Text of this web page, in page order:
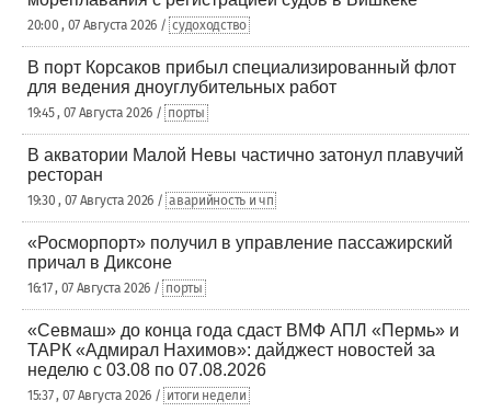
20:00 , 07 Августа 2026 / судоходство
В порт Корсаков прибыл специализированный флот
для ведения дноуглубительных работ
19:45 , 07 Августа 2026 / порты
В акватории Малой Невы частично затонул плавучий
ресторан
19:30 , 07 Августа 2026 / аварийность и чп
«Росморпорт» получил в управление пассажирский
причал в Диксоне
16:17 , 07 Августа 2026 / порты
«Севмаш» до конца года сдаст ВМФ АПЛ «Пермь» и
ТАРК «Адмирал Нахимов»: дайджест новостей за
неделю с 03.08 по 07.08.2026
15:37 , 07 Августа 2026 / итоги недели